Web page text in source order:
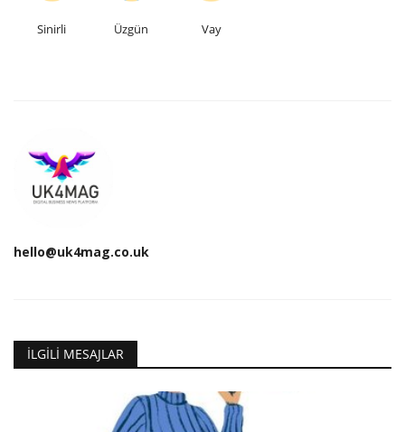
Sinirli Üzgün Vay
hello@uk4mag.co.uk
İLGILI MESAJLAR